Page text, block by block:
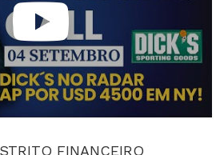
FINANCEIRO